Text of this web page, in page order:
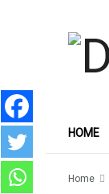
HOME
Home